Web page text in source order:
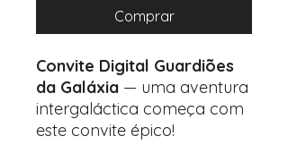
Comprar
Convite Digital Guardiões
da Galáxia — uma aventura
intergaláctica começa com
este convite épico!